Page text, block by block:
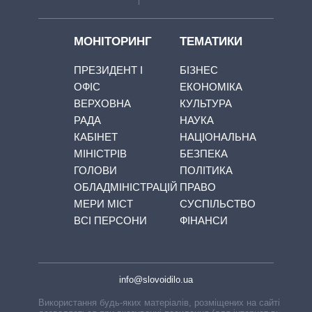
МОНІТОРИНГ
ПРЕЗИДЕНТ І
ОФІС
ВЕРХОВНА
РАДА
КАБІНЕТ
МІНІСТРІВ
ГОЛОВИ
ОБЛАДМІНІСТРАЦІЙ
МЕРИ МІСТ
ВСІ ПЕРСОНИ
ТЕМАТИКИ
БІЗНЕС
ЕКОНОМІКА
КУЛЬТУРА
НАУКА
НАЦІОНАЛЬНА
БЕЗПЕКА
ПОЛІТИКА
ПРАВО
СУСПІЛЬСТВО
ФІНАНСИ
info@slovoidilo.ua
Використання будь-яких матеріалів, розміщених на сайті,